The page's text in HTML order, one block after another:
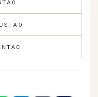
0
0
0